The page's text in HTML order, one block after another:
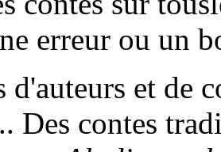
erreur ou un
d'auteurs et de
Des contes